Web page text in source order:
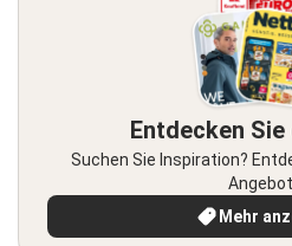
Entdecken
Suchen Sie Inspiration?
Mehr